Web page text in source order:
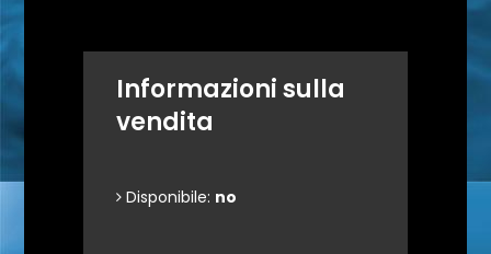
Informazioni sulla
vendita
Disponibile: no